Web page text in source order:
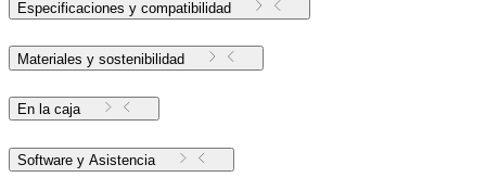
Especificaciones y compatibilidad
Materiales y sostenibilidad
En la caja
Software y Asistencia